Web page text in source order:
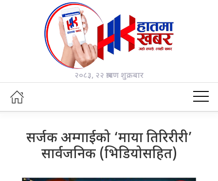
२०८३, २२ श्रावण शुक्रबार
सर्जक अम्गाईको ‘माया तिरिरीरी’
सार्वजनिक (भिडियोसहित)